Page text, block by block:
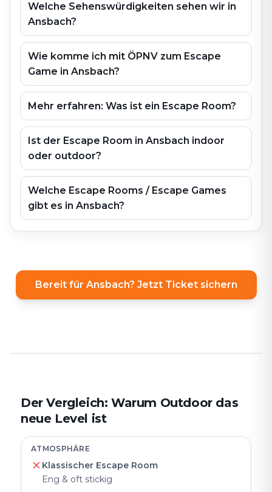
Welche Sehenswürdigkeiten sehen wir in
Ansbach?
Wie komme ich mit ÖPNV zum Escape
Game in Ansbach?
Mehr erfahren: Was ist ein Escape Room?
Ist der Escape Room in Ansbach indoor
oder outdoor?
Welche Escape Rooms / Escape Games
gibt es in Ansbach?
Bereit für Ansbach? Jetzt Ticket sichern
Der Vergleich: Warum Outdoor das
neue Level ist
ATMOSPHÄRE
Klassischer Escape Room
Eng & oft stickig